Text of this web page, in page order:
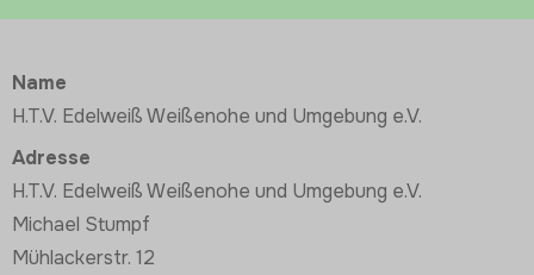
Name
H.T.V. Edelweiß Weißenohe und Umgebung e.V.
Adresse
H.T.V. Edelweiß Weißenohe und Umgebung e.V.
Michael Stumpf
Mühlackerstr. 12